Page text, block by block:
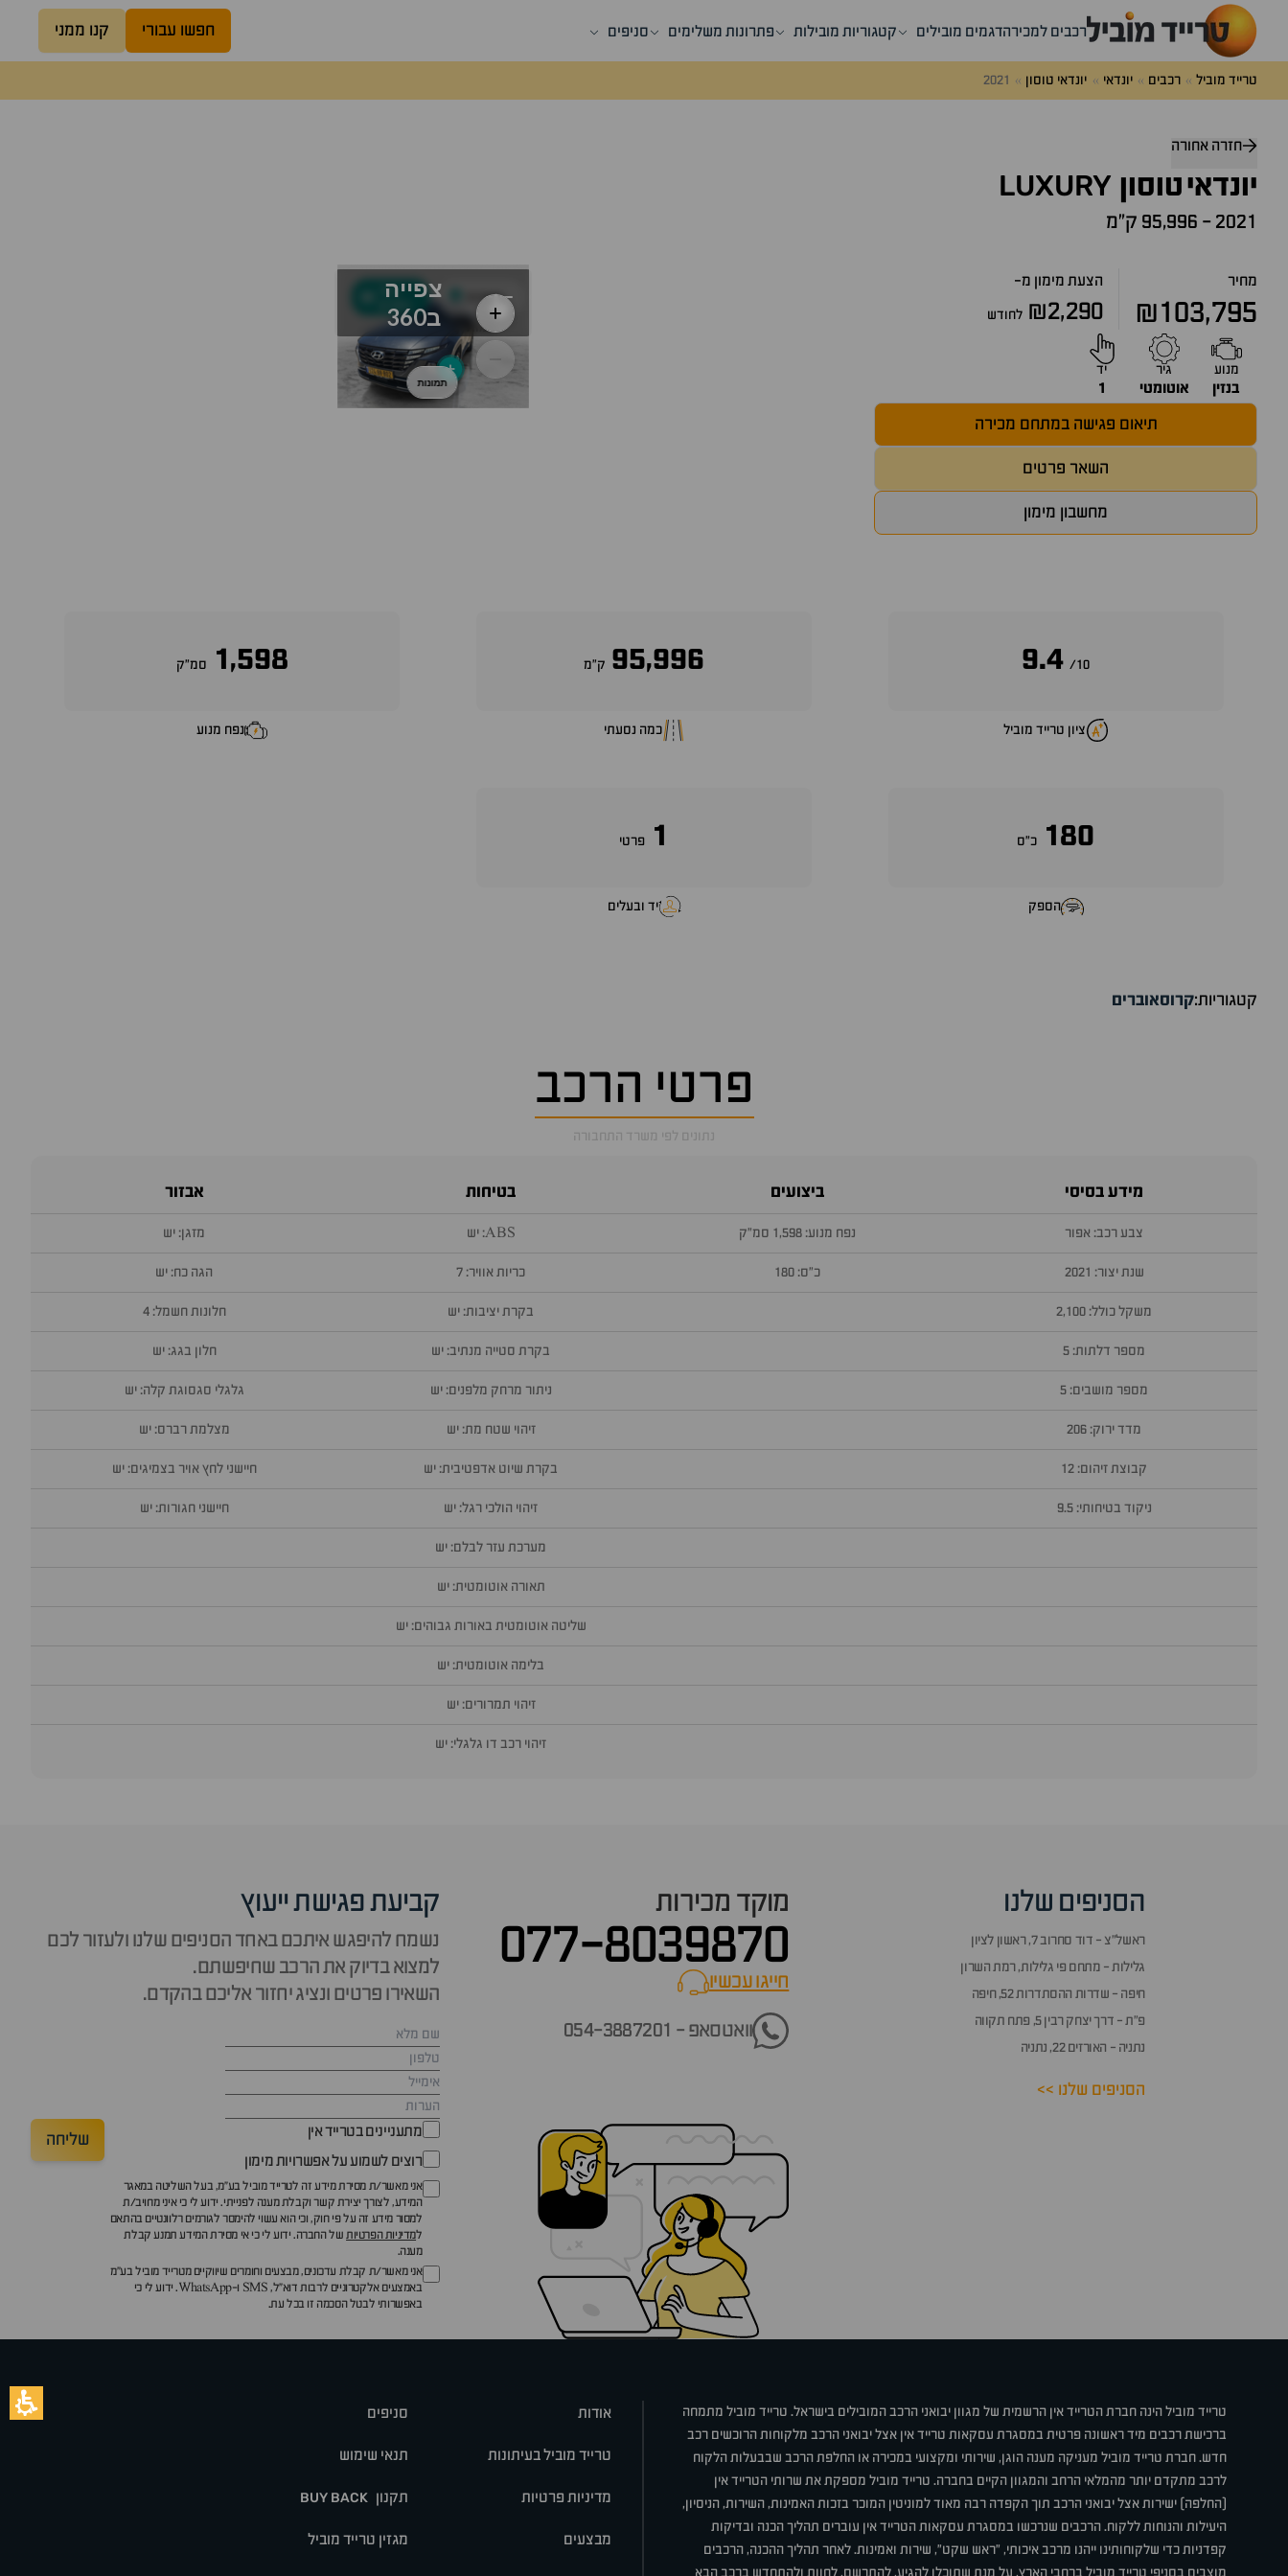
רכבים למכירהדגמים מובילים קטגוריות מובילות פתרונות משלימים סניפים חפשו עבורי קנו ממני
טרייד מוביל רכבים יונדאי יונדאי טוסון 2021
שאלות
ותשובות
חזרה אחורה
יונדאיטוסון LUXURY
2021
- 95,996 ק״מ
מחיר
₪103,795
הצעת מימון מ-
₪2,290 לחודש
מנוע
בנזין
גיר
אוטומטי
יד
1
תיאום פגישה במתחם מכירה
השאר פרטים
מחשבון מימון
10/
9.4
ציון טרייד מוביל
95,996 ק״מ
כמה נסעתי
1,598 סמ״ק
נפח מנוע
180 כ״ס
הספק
1 פרטי
יד ובעלים
קטגוריות:קרוסאוברים
פרטי הרכב
נתונים לפי משרד התחבורה
מידע בסיסי
צבע רכב: אפור
שנת יצור: 2021
משקל כולל: 2,100
מספר דלתות: 5
מספר מושבים: 5
מדד ירוק: 206
קבוצת זיהום: 12
ניקוד בטיחותי: 9.5
ביצועים
נפח מנוע: 1,598 סמ״ק
כ״ס: 180
בטיחות
ABS: יש
כריות אוויר: 7
בקרת יציבות: יש
בקרת סטייה מנתיב: יש
ניתור מרחק מלפנים: יש
זיהוי שטח מת: יש
בקרת שיוט אדפטיבית: יש
זיהוי הולכי רגל: יש
מערכת עזר לבלם: יש
תאורה אוטומטית: יש
שליטה אוטומטית באורות גבוהים: יש
בלימה אוטומטית: יש
זיהוי תמרורים: יש
זיהוי רכב דו גלגלי: יש
אבזור
מזגן: יש
הגה כח: יש
חלונות חשמל: 4
חלון בגג: יש
גלגלי סגסוגת קלה: יש
מצלמת רברס: יש
חיישני לחץ אויר בצמיגים: יש
חיישני חגורות: יש
הסניפים שלנו
ראשל״צ - דוד סחרוב 7, ראשון לציון
גלילות - מתחם פי גלילות, רמת השרון
חיפה - שדרות ההסתדרות 52, חיפה
פ״ת - דרך יצחק רבין 5, פתח תקווה
נתניה - האורזים 22, נתניה
הסניפים שלנו >>
מוקד מכירות
077-8039870
חייגו עכשיוcall now
וואטסאפ - 054-3887201
קביעת פגישת ייעוץ
נשמח להיפגש איתכם באחד הסניפים שלנו ולעזור לכם
למצוא בדיוק את הרכב שחיפשתם.
השאירו פרטים ונציג יחזור אליכם בהקדם.
מתעניינים בטרייד אין
רוצים לשמוע על אפשרויות מימון
אני מאשר/ת מסירת מידע זה לטרייד מוביל בע"מ, בעל השליטה במאגר
המידע, לצורך יצירת קשר וקבלת מענה לפנייתי. ידוע לי כי איני מחויב/ת
למסור מידע זה על פי חוק, וכי הוא עשוי להימסר לגורמים רלוונטיים בהתאם
למדיניות הפרטיותשל החברה. ידוע לי כי אי מסירת המידע תמנע קבלת
מענה.
אני מאשר/ת קבלת עדכונים, מבצעים וחומרים שיווקיים מטרייד מוביל בע"מ
באמצעים אלקטרוניים לרבות דוא״ל, SMS ו-WhatsApp. ידוע לי כי
באפשרותי לבטל הסכמה זו בכל עת.
שליחה
טרייד מוביל הינה חברת הטרייד אין הרשמית של מגוון יבואני הרכב המובילים בישראל. טרייד מוביל מתמחה
ברכישת רכבים מיד ראשונה פרטית במסגרת עסקאות טרייד אין אצל יבואני הרכב מלקוחות הרוכשים רכב
חדש. חברת טרייד מוביל מעניקה מענה הוגן, שירותי ומקצועי במכירה או החלפת הרכב שבבעלות הלקוח
לרכב מתקדם יותר מהמלאי הרחב והמגוון הקיים בחברה. טרייד מוביל מספקת את שרותי הטרייד אין
(החלפה) ישירות אצל יבואני הרכב תוך הקפדה רבה מאוד למוניטין המוכר בזכות האמינות, השירות, הניסיון,
היעילות והנוחות ללקוח. הרכבים שנרכשו במסגרת עסקאות הטרייד אין עוברים תהליך הכנה ובדיקות
קפדניות כדי שלקוחותינו ייהנו מרכב איכותי, "ראש שקט", שירות ואמינות. לאחר תהליך ההכנה, הרכבים
אודות סניפים
טרייד מוביל בעיתונות תנאי שימוש
מדיניות פרטיות תקנון BUY BACK
מבצעים מגזין טרייד מוביל